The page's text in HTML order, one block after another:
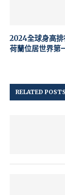
2024全球身高排
荷蘭位居世界第
RELATED POSTS